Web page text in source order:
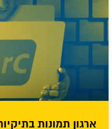
ארגון תמונות